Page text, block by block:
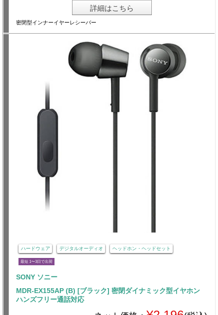
詳細はこちら
密閉型インナーイヤーレシーバー
ハードウェア デジタルオーディオ ヘッドホン・ヘッドセット
最短 1〜3日で出荷
SONY ソニー
MDR-EX155AP (B) [ブラック] 密閉ダイナミック型イヤホン
ハンズフリー通話対応